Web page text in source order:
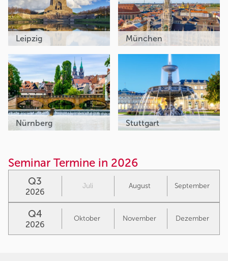
Leipzig München
Nürnberg Stuttgart
Seminar Termine in 2026
Q3
2026
Juli August September
Q4
2026
Oktober November Dezember